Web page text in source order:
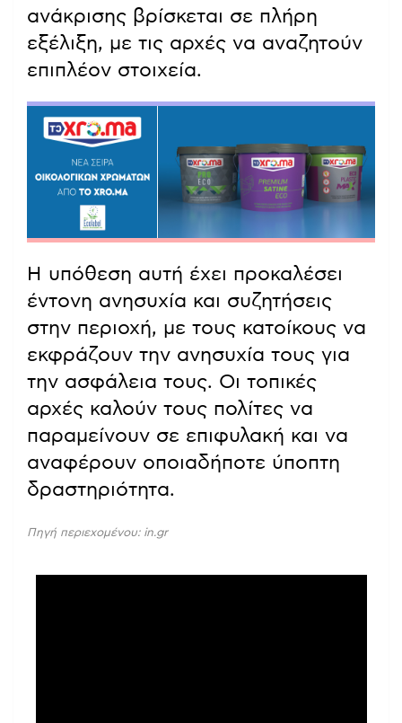
ανάκρισης βρίσκεται σε πλήρη
εξέλιξη, με τις αρχές να αναζητούν
επιπλέον στοιχεία.
Η υπόθεση αυτή έχει προκαλέσει
έντονη ανησυχία και συζητήσεις
στην περιοχή, με τους κατοίκους να
εκφράζουν την ανησυχία τους για
την ασφάλεια τους. Οι τοπικές
αρχές καλούν τους πολίτες να
παραμείνουν σε επιφυλακή και να
αναφέρουν οποιαδήποτε ύποπτη
δραστηριότητα.
Πηγή περιεχομένου: in.gr